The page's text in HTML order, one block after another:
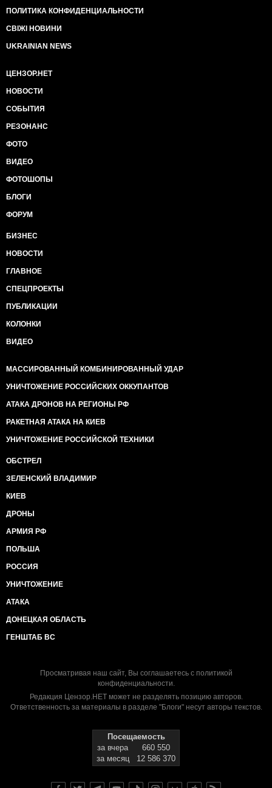
ПОЛИТИКА КОНФИДЕНЦИАЛЬНОСТИ
СВІЖІ НОВИНИ
UKRAINIAN NEWS
ЦЕНЗОР.НЕТ
НОВОСТИ
СОБЫТИЯ
РЕЗОНАНС
ФОТО
ВИДЕО
ФОТОШОПЫ
БЛОГИ
ФОРУМ
БИЗНЕС
НОВОСТИ
ГЛАВНОЕ
СПЕЦПРОЕКТЫ
ПУБЛИКАЦИИ
КОЛОНКИ
ВИДЕО
МАССИРОВАННЫЙ КОМБИНИРОВАННЫЙ УДАР
УНИЧТОЖЕНИЕ РОССИЙСКИХ ОККУПАНТОВ
АТАКА ДРОНОВ НА РЕГИОНЫ РФ
РАКЕТНАЯ АТАКА НА КИЕВ
УНИЧТОЖЕНИЕ РОССИЙСКОЙ ТЕХНИКИ
ОБСТРЕЛ
ЗЕЛЕНСКИЙ ВЛАДИМИР
КИЕВ
ДРОНЫ
АРМИЯ РФ
ПОЛЬША
РОССИЯ
УНИЧТОЖЕНИЕ
АТАКА
ДОНЕЦКАЯ ОБЛАСТЬ
ГЕНШТАБ ВС
Просматривая наш сайт, Вы соглашаетесь с политикой
конфиденциальности.
Редакция Цензор.НЕТ может не разделять позицию авторов.
Ответственность за материалы в разделе "Блоги" несут авторы текстов.
Посещаемость
за вчера
660 550
за месяц
12 586 370